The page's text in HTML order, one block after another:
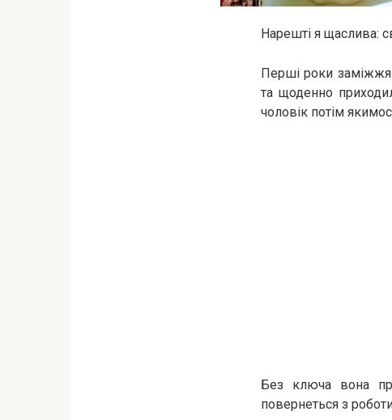
Нарешті я щаслива:
Перші роки заміжжя
та щоденно
чоловік потім
Без ключа вона
повернеться з